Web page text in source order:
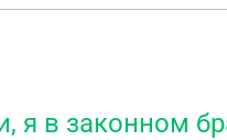
я в законном